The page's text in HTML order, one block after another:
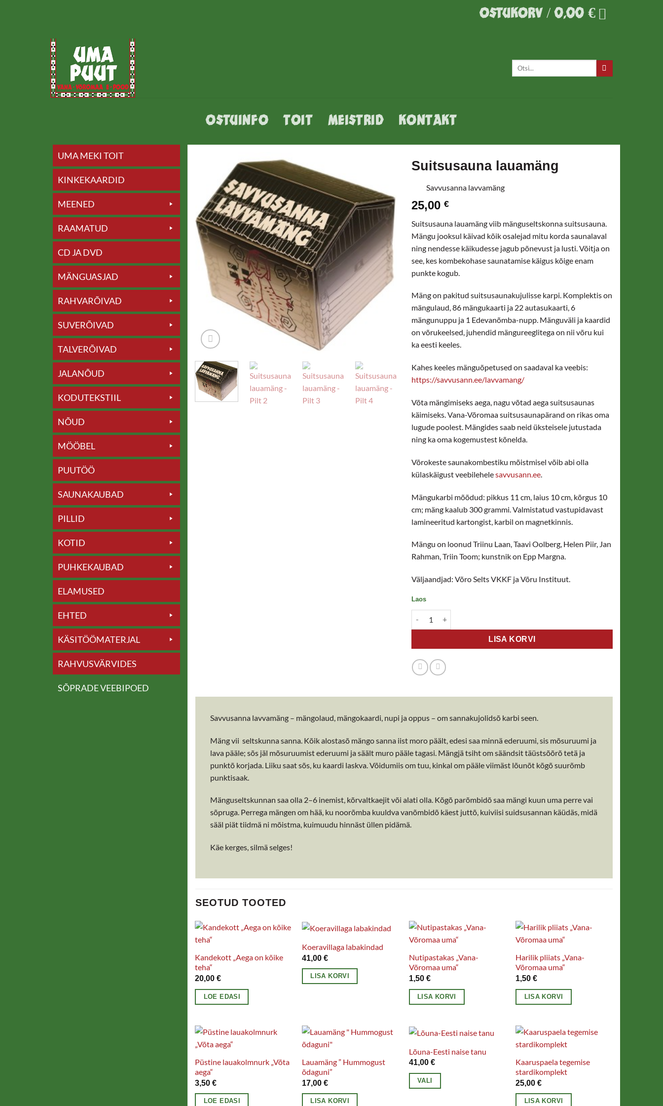
OSTUKORV /0,00 €
OSTUINFO TOIT MEISTRID KONTAKT
UMA MEKI TOIT
KINKEKAARDID
MEENED
RAAMATUD
CD JA DVD
MÄNGUASJAD
RAHVARÕIVAD
SUVERÕIVAD
TALVERÕIVAD
JALANÕUD
KODUTEKSTIIL
NÕUD
MÖÖBEL
PUUTÖÖ
SAUNAKAUBAD
PILLID
KOTID
PUHKEKAUBAD
ELAMUSED
EHTED
KÄSITÖÖMATERJAL
RAHVUSVÄRVIDES
SÕPRADE VEEBIPOED
Suitsusauna lauamäng
Savvusanna lavvamäng
25,00 €
Suitsusauna lauamäng viib mänguseltskonna suitsusauna.
Mängu jooksul käivad kõik osalejad mitu korda saunalaval
ning nendesse käikudesse jagub põnevust ja lusti. Võitja on
see, kes kombekohase saunatamise käigus kõige enam
punkte kogub.
Mäng on pakitud suitsusaunakujulisse karpi. Komplektis on
mängulaud, 86 mängukaarti ja 22 autasukaarti, 6
mängunuppu ja 1 Edevanõmba-nupp. Mänguväli ja kaardid
on võrukeelsed, juhendid mängureeglitega on nii võru kui
ka eesti keeles.
Kahes keeles mänguõpetused on saadaval ka veebis:
https://savvusann.ee/lavvamang/
Võta mängimiseks aega, nagu võtad aega suitsusaunas
käimiseks. Vana-Võromaa suitsusaunapärand on rikas oma
lugude poolest. Mängides saab neid üksteisele jutustada
ning ka oma kogemustest kõnelda.
Võrokeste saunakombestiku mõistmisel võib abi olla
külaskäigust veebilehelesavvusann.ee.
Mängukarbi mõõdud: pikkus 11 cm, laius 10 cm, kõrgus 10
cm; mäng kaalub 300 grammi. Valmistatud vastupidavast
lamineeritud kartongist, karbil on magnetkinnis.
Mängu on loonud Triinu Laan, Taavi Oolberg, Helen Piir, Jan
Rahman, Triin Toom; kunstnik on Epp Margna.
Väljaandjad: Võro Selts VKKF ja Võru Instituut.
Laos
LISA KORVI
Savvusanna lavvamäng – mängolaud, mängokaardi, nupi ja oppus – om sannakujolidsõ karbi seen.
Mäng vii seltskunna sanna. Kõik alostasõ mängo sanna iist moro päält, edesi saa minnä ederuumi, sis mõsuruumi ja
lava pääle; sõs jäl mõsuruumist ederuumi ja säält muro pääle tagasi. Mängjä tsiht om säändsit täüstsõõrõ tetä ja
punktõ korjada. Liiku saat sõs, ku kaardi laskva. Võidumiis om tuu, kinkal om pääle viimäst lõunõt kõgõ suurõmb
punktisaak.
Mänguseltskunnan saa olla 2–6 inemist, kõrvaltkaejit või alati olla. Kõgõ parõmbidõ saa mängi kuun uma perre vai
sõpruga. Perrega mängen om hää, ku noorõmba kuuldva vanõmbidõ käest juttõ, kuiviisi suidsusannan käüdäs, midä
sääl piät tiidmä ni mõistma, kuimuudu hinnäst üllen pidämä.
Käe kerges, silmä selges!
SEOTUD TOOTED
Kandekott „Aega on kõike
teha“
20,00€
LOE EDASI
Koeravillaga labakindad
41,00 €
LISA KORVI
Nutipastakas „Vana-
Võromaa uma“
1,50 €
LISA KORVI
Harilik pliiats „Vana-
Võromaa uma“
1,50€
LISA KORVI
Püstine lauakolmnurk „Võta
aega“
3,50€
LOE EDASI
Lauamäng ” Hummogust
õdaguni”
17,00 €
LISA KORVI
Lõuna-Eesti naise tanu
41,00 €
VALI
Kaaruspaela tegemise
stardikomplekt
25,00€
LISA KORVI